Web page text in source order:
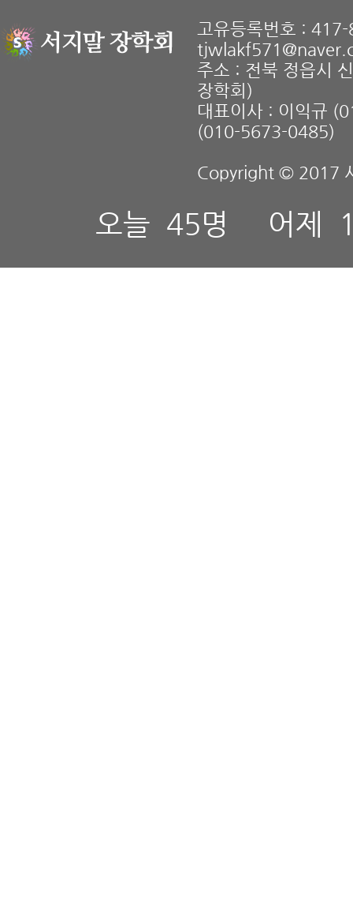
고유등록번호 :
주소 : 전북 정읍시
장학회)
대표이사 : 이익규
(010-5673-0485)
Copyright © 2017
오늘 45명 어제